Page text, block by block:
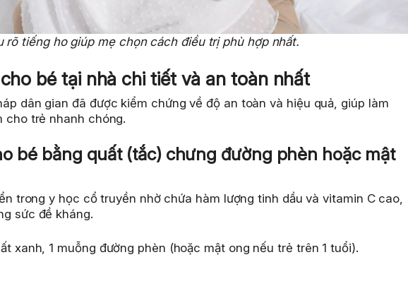
rõ tiếng ho giúp mẹ chọn cách điều trị phù hợp nhất.
bé tại nhà chi tiết và an toàn nhất
dân gian đã được kiểm chứng về độ an toàn và hiệu quả, giúp làm
cho trẻ nhanh chóng.
bé bằng quất (tắc) chưng đường phèn hoặc mật
trong y học cổ truyền nhờ chứa hàm lượng tinh dầu và vitamin C cao,
sức đề kháng.
xanh, 1 muỗng đường phèn (hoặc mật ong nếu trẻ trên 1 tuổi).